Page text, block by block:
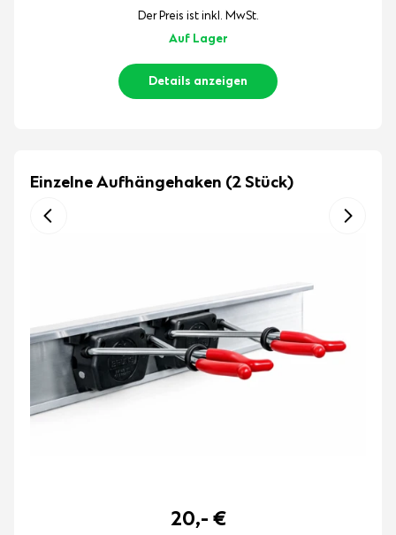
Der Preis ist inkl. MwSt.
Auf Lager
Details anzeigen
Einzelne Aufhängehaken (2 Stück)
20,- €